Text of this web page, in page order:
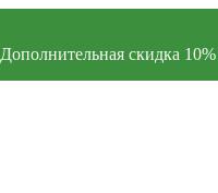
Дополнительная скидка 10%